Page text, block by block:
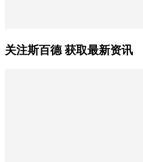
关注斯百德 获取最新资讯